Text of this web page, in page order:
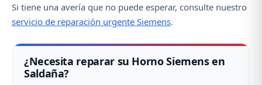
Si tiene una avería que no puede esperar, consulte nuestro
servicio de reparación urgente Siemens.
¿Necesita reparar su Horno Siemens en
Saldaña?